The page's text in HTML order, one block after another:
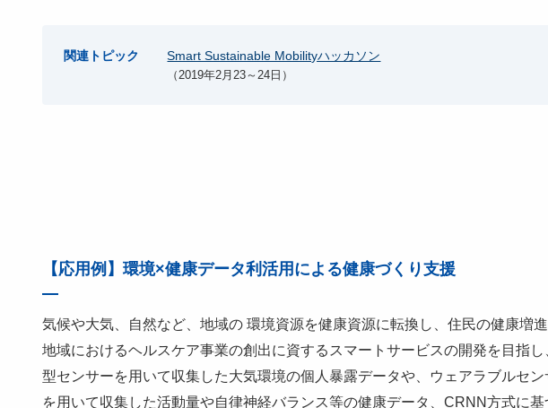
関連トピック Smart Sustainable Mobilityハッカソン
（2019年2月23～24日）
【応用例】環境×健康データ利活用による健康づくり支援
気候や大気、自然など、地域の 環境資源を健康資源に転換し、住民の健康増
地域におけるヘルスケア事業の創出に資するスマートサービスの開発を目指し
型センサーを用いて収集した大気環境の個人暴露データや、ウェアラブルセン
を用いて収集した活動量や自律神経バランス等の健康データ、CRNN方式に基